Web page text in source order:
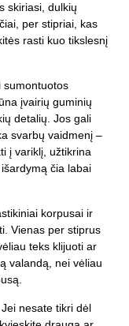
skiriasi, dulkių
per stipriai, kas
rasti kuo tikslesnį
sumontuotos
įvairių guminių
detalių. Jos gali
svarbų vaidmenį –
į variklį, užtikrina
čia labai
korpusai ir
Vienas per stiprus
teks klijuoti ar
valandą, nei vėliau
nesate tikri dėl